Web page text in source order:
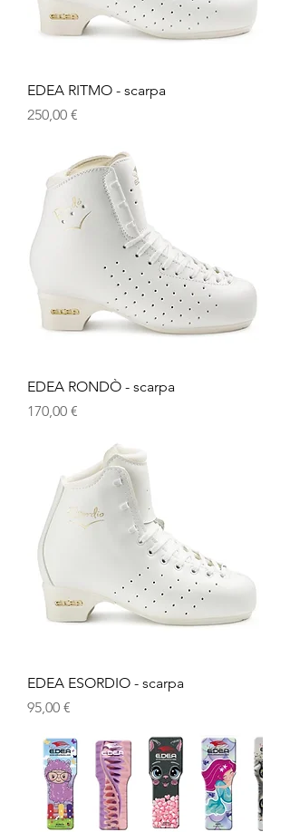
EDEA RITMO - scarpa
Prezzo
250,00 €
EDEA RONDÒ - scarpa
Prezzo
170,00 €
EDEA ESORDIO - scarpa
Prezzo
95,00 €